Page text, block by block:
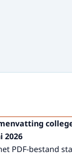
2026
PDF-bestand